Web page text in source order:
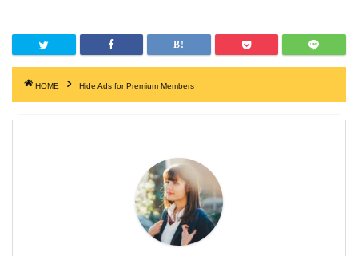
HOME Hide Ads for Premium Members